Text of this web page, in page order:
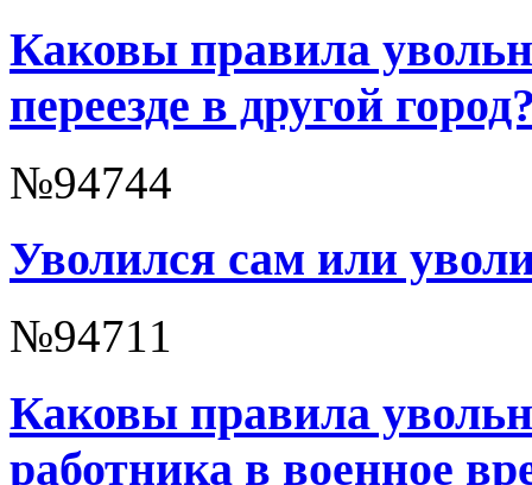
Каковы правила
переезде в другой
№94744
Уволился сам или
№94711
Каковы правила
работника в военное